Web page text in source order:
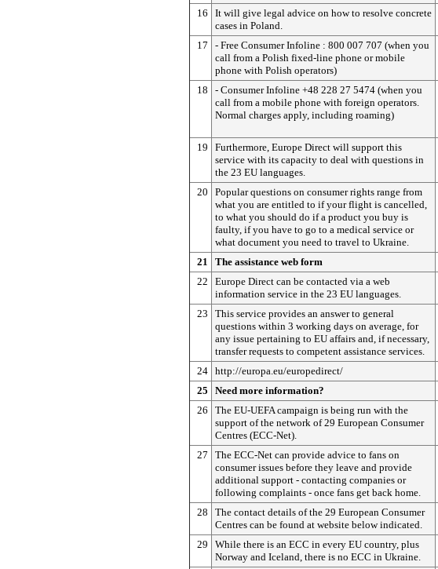
16
It will give legal advice on how to resolve concrete
cases in Poland.
17
- Free Consumer Infoline : 800 007 707 (when you
call from a Polish fixed-line phone or mobile
phone with Polish operators)
18
- Consumer Infoline +48 228 27 5474 (when you
call from a mobile phone with foreign operators.
Normal charges apply, including roaming)
19
Furthermore, Europe Direct will support this
service with its capacity to deal with questions in
the 23 EU languages.
20
Popular questions on consumer rights range from
what you are entitled to if your flight is cancelled,
to what you should do if a product you buy is
faulty, if you have to go to a medical service or
what document you need to travel to Ukraine.
21
The assistance web form
22
Europe Direct can be contacted via a web
information service in the 23 EU languages.
23
This service provides an answer to general
questions within 3 working days on average, for
any issue pertaining to EU affairs and, if necessary,
transfer requests to competent assistance services.
24 http://europa.eu/europedirect/
25
Need more information?
26
The EU-UEFA campaign is being run with the
support of the network of 29 European Consumer
Centres (ECC-Net).
27
The ECC-Net can provide advice to fans on
consumer issues before they leave and provide
additional support - contacting companies or
following complaints - once fans get back home.
28
The contact details of the 29 European Consumer
Centres can be found at website below indicated.
29
While there is an ECC in every EU country, plus
Norway and Iceland, there is no ECC in Ukraine.